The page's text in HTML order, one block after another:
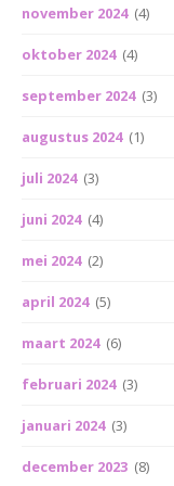
november 2024 (4)
oktober 2024 (4)
september 2024 (3)
augustus 2024 (1)
juli 2024 (3)
juni 2024 (4)
mei 2024 (2)
april 2024 (5)
maart 2024 (6)
februari 2024 (3)
januari 2024 (3)
december 2023 (8)